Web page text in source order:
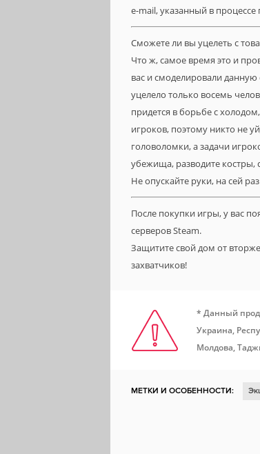
e-mail, указанный в процессе
Сможете ли вы уцелеть с
Что ж, самое время это и
вас и смоделировали
уцелело только восемь
придется в борьбе с
игроков, поэтому никто не
головоломки, а задачи
убежища, разводите костры,
Не опускайте руки, на сей
После покупки игры, у вас
серверов Steam.
Защитите свой дом от
захватчиков!
* Данный
Украина,
Молдова,
МЕТКИ И ОСОБЕННОСТИ: